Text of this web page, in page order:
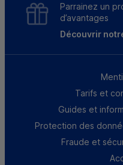
Parrainez un
d’avantages
Découvrir
Tarifs et
Guides et
Protection des
Fraude et